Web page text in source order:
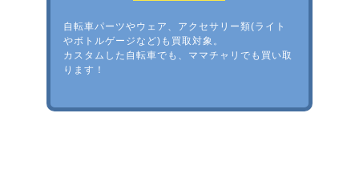
自転車パーツやウェア、アクセサリー類(ライト
やボトルゲージなど)も買取対象。
カスタムした自転車でも、ママチャリでも買い取
ります！